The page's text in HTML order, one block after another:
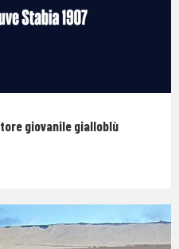
giovanile gialloblù